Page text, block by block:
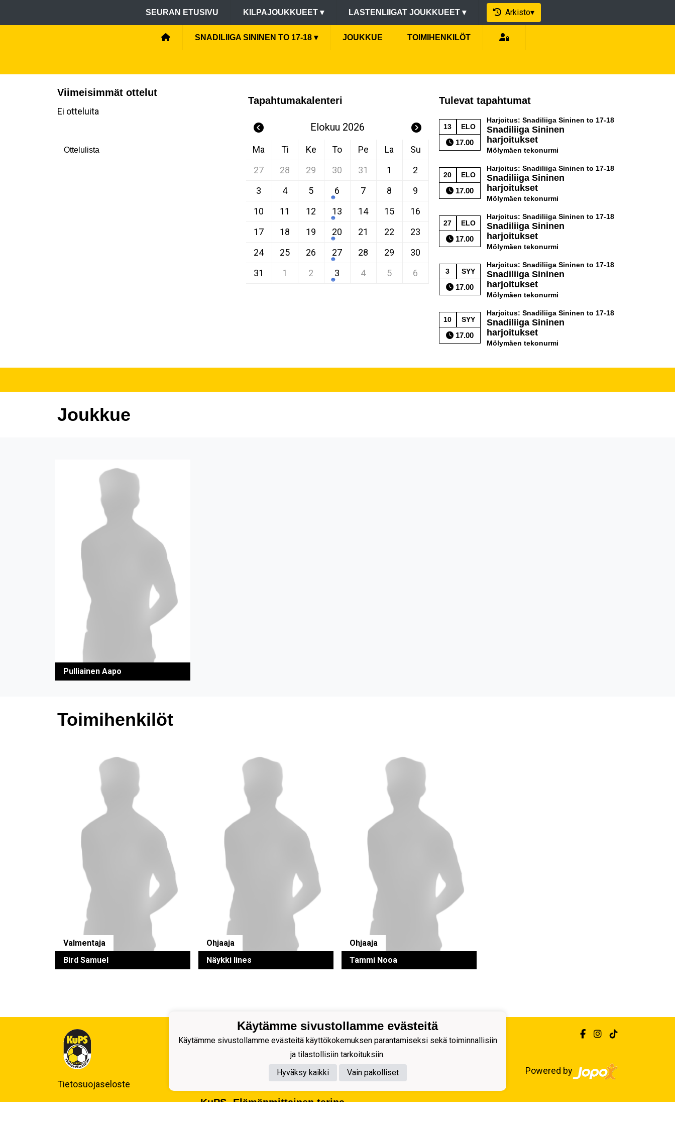
SEURAN ETUSIVU KILPAJOUKKUEET ▾ LASTENLIIGAT JOUKKUEET ▾ Arkisto▾
SNADILIIGA SININEN TO 17-18 ▾ JOUKKUE TOIMIHENKILÖT
Viimeisimmät ottelut
Ei otteluita
Ottelulista
Tapahtumakalenteri
Elokuu 2026
Ma Ti Ke To Pe La
Su
27
28 29 30 31 1
2
3
4 5 6 7 8
9
10
11 12 13 14 15
16
17
18 19 20 21 22
23
24
25 26 27 28 29
30
31
1 2 3 4 5 6
Tulevat tapahtumat
13 ELO
17.00
Harjoitus: Snadiliiga Sininen to 17-18
Snadiliiga Sininen
harjoitukset
Mölymäen tekonurmi
20 ELO
17.00
Harjoitus: Snadiliiga Sininen to 17-18
Snadiliiga Sininen
harjoitukset
Mölymäen tekonurmi
27 ELO
17.00
Harjoitus: Snadiliiga Sininen to 17-18
Snadiliiga Sininen
harjoitukset
Mölymäen tekonurmi
3 SYY
17.00
Harjoitus: Snadiliiga Sininen to 17-18
Snadiliiga Sininen
harjoitukset
Mölymäen tekonurmi
10 SYY
17.00
Harjoitus: Snadiliiga Sininen to 17-18
Snadiliiga Sininen
harjoitukset
Mölymäen tekonurmi
Joukkue
Pulliainen Aapo
Toimihenkilöt
Valmentaja
Bird Samuel
Ohjaaja
Näykki Iines
Ohjaaja
Tammi Nooa
Tietosuojaseloste
Kuopion Palloseura ry
Aulis Rytkösen Katu 1, 70620
Y-tunnus: 0281218-4
Puh. +358172668571
KuPS -Elämänmittainen tarina-
Powered by
Käytämme sivustollamme evästeitä
Käytämme sivustollamme evästeitä käyttökokemuksen parantamiseksi sekä toiminnallisiin
ja tilastollisiin tarkoituksiin.
Hyväksy kaikki
Vain pakolliset